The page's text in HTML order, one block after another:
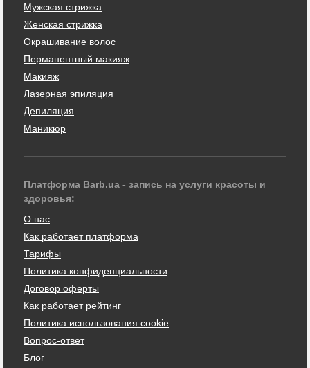
Мужская стрижка
Женская стрижка
Окрашивание волос
Перманентный макияж
Макияж
Лазерная эпиляция
Депиляция
Маникюр
Платформа Barb.ua - запись на услуги красоты и
здоровья:
О нас
Как работает платформа
Тарифы
Политика конфиденциальности
Договор оферты
Как работает рейтинг
Политика использования cookie
Вопрос-ответ
Блог